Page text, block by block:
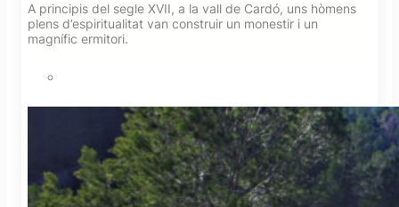
A principis del segle XVII, a la vall de Cardó, uns hòmens
plens d’espiritualitat van construir un monestir i un
magnífic ermitori.